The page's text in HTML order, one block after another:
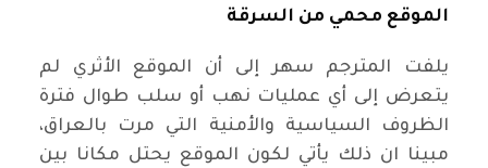
الموقع محمي من السرقة
يلفت المترجم سهر إلى أن الموقع الأثري لم
يتعرض إلى أي عمليات نهب أو سلب طوال فترة
الظروف السياسية والأمنية التي مرت بالعراق،
مبينا ان ذلك يأتي لكون الموقع يحتل مكانا بين